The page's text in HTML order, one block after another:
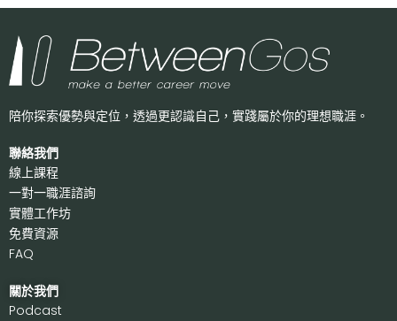
陪你探索優勢與定位，透過更認識自己， 實踐屬於你的理想職涯。
聯絡我們
線上課程
一對一職涯諮詢
實體工作坊
免費資源
FAQ
關於我們
Podcast